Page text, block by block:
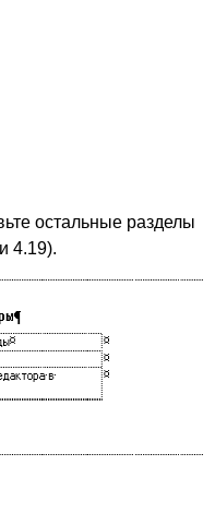
остальные разделы
4.19).